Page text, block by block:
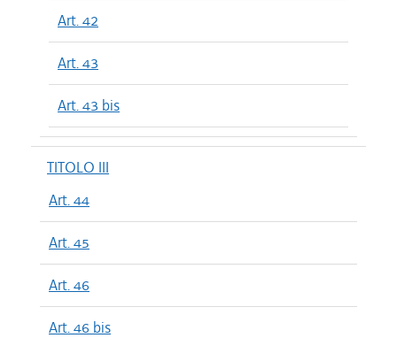
Art. 42
Art. 43
Art. 43 bis
TITOLO III
Art. 44
Art. 45
Art. 46
Art. 46 bis